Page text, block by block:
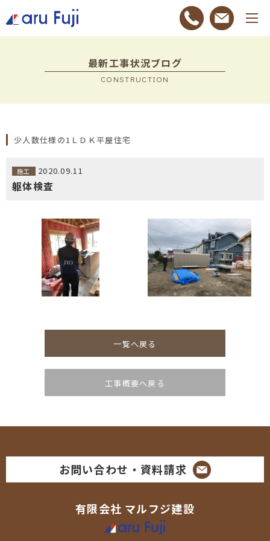
最新工事状況ブログ
CONSTRUCTION
少人数仕様の1ＬＤＫ平屋住宅
施工 2020.09.11
躯体検査
一覧へ戻る
工事概要へ戻る
お問い合わせ・資料請求
有限会社 マルフジ建設